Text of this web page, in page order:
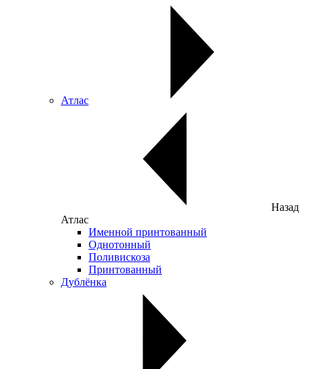
Атлас
Назад
Атлас
Именной принтованный
Однотонный
Поливискоза
Принтованный
Дублёнка